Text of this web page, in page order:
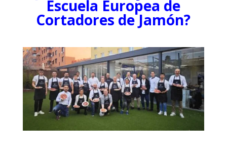
Escuela Europea de
Cortadores de Jamón?